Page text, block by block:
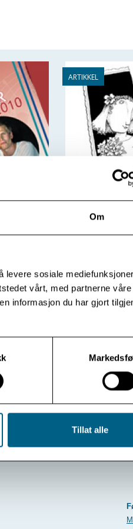
Om
levere sosiale
vårt, med partnerne våre
informasjon du har gjort
Tillat alle
Fortsatt
Tirsdag